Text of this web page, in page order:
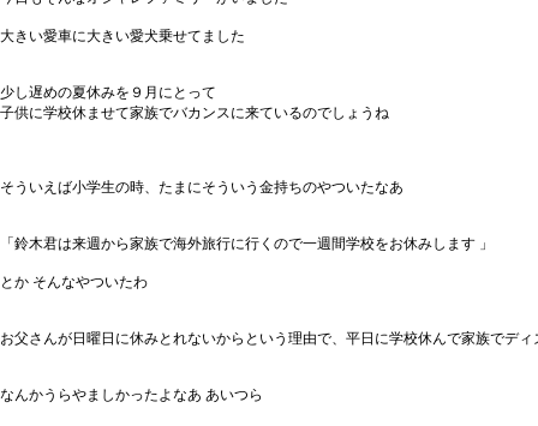
大きい愛車に大きい愛犬乗せてました
少し遅めの夏休みを９月にとって
子供に学校休ませて家族でバカンスに来ているのでしょうね
そういえば小学生の時、たまにそういう金持ちのやついたなあ
「鈴木君は来週から家族で海外旅行に行くので一週間学校をお休みします 」
とか そんなやついたわ
お父さんが日曜日に休みとれないからという理由で、平日に学校休んで家族でデ
なんかうらやましかったよなあ あいつら